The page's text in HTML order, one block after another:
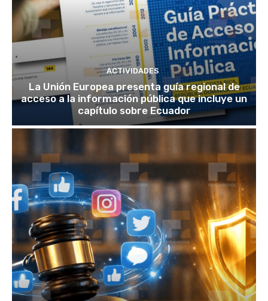
ACTIVIDADES
La Unión Europea presenta guía regional de
acceso a la información pública que incluye un
capítulo sobre Ecuador